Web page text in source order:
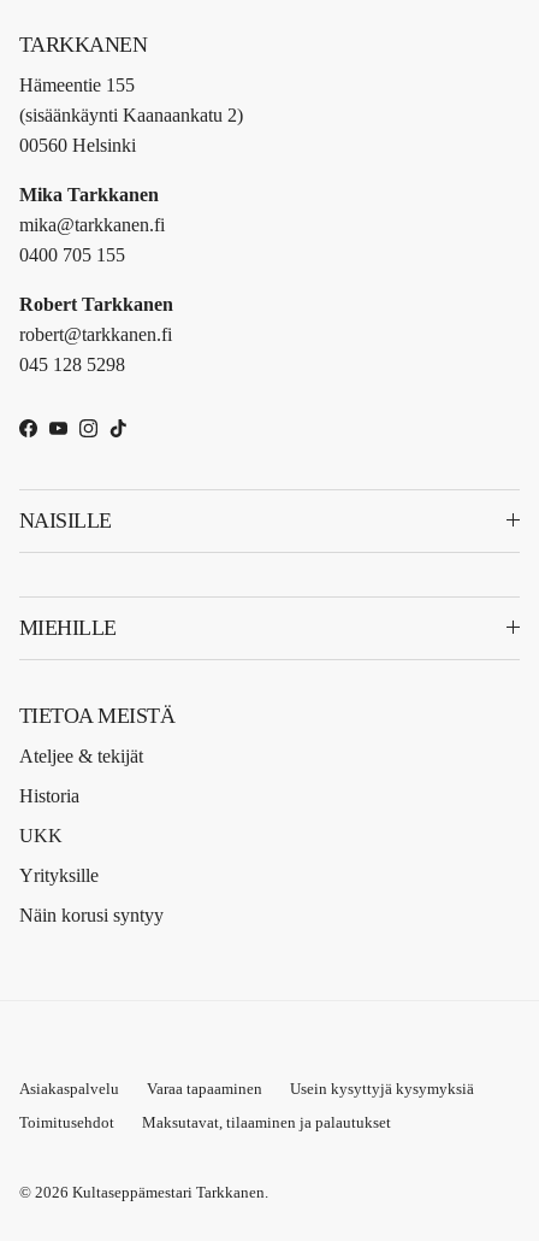
TARKKANEN
Hämeentie 155
(sisäänkäynti Kaanaankatu 2)
00560 Helsinki
Mika Tarkkanen
mika@tarkkanen.fi
0400 705 155
Robert Tarkkanen
robert@tarkkanen.fi
045 128 5298
Facebook
YouTube
Instagram
TikTok
NAISILLE
MIEHILLE
TIETOA MEISTÄ
Ateljee & tekijät
Historia
UKK
Yrityksille
Näin korusi syntyy
Asiakaspalvelu Varaa tapaaminen
Usein kysyttyjä kysymyksiä
Toimitusehdot
Maksutavat, tilaaminen ja palautukset
© 2026 Kultaseppämestari Tarkkanen